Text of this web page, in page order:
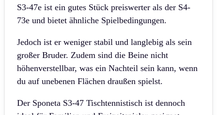
S3-47e ist ein gutes Stück preiswerter als der S4-
73e und bietet ähnliche Spielbedingungen.
Jedoch ist er weniger stabil und langlebig als sein
großer Bruder. Zudem sind die Beine nicht
höhenverstellbar, was ein Nachteil sein kann, wenn
du auf unebenen Flächen draußen spielst.
Der Sponeta S3-47 Tischtennistisch ist dennoch